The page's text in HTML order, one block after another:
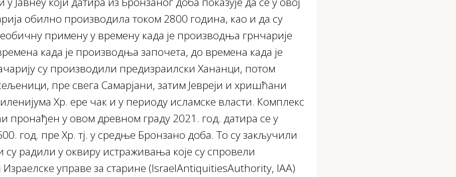
обилно производила током 2800 година, као и да су
примену у времену када је производња грнчарије
када је производња започета, до времена када је
су производили предизраилски Хананци, потом
пре свега Самарјани, затим Јевреји и хришћани
Хр. ере чак и у периоду исламске власти. Комплекс
пронађен у овом древном граду 2021. год. датира се у
год. пре Хр. тј. у средње Бронзано доба. То су закључили
су радили у оквиру истраживања које су спровели
управе за старине (IsraelAntiquitiesAuthority, IAA)